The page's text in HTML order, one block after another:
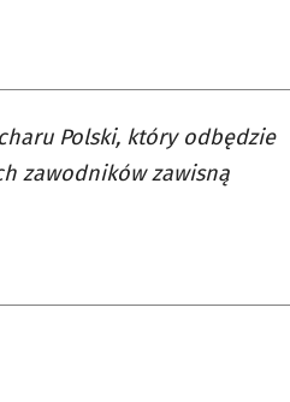
Polski, który odbędzie
zawodników zawisną